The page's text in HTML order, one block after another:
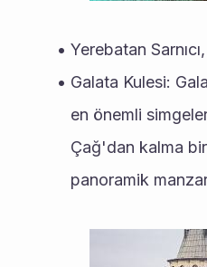
Yerebatan
Galata Kulesi:
en önemli
Çağ'dan kalma
panoramik